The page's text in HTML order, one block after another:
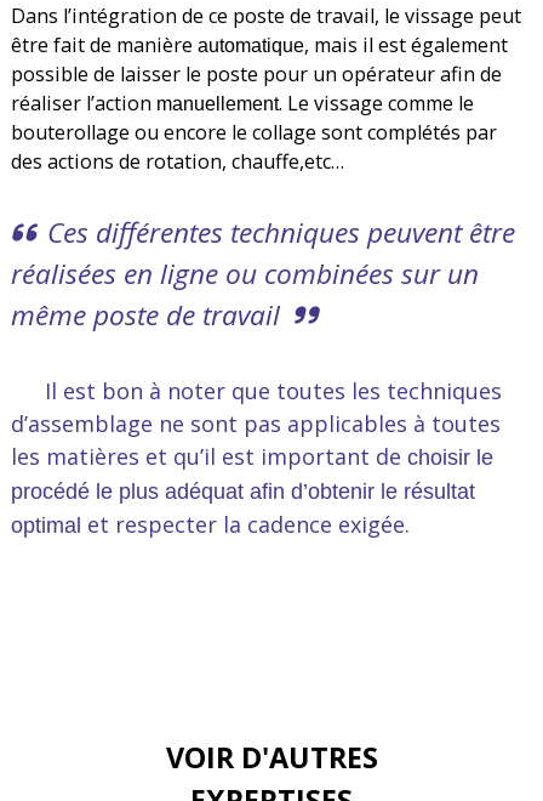
Dans l’intégration de ce poste de travail, le vissage peut
être fait de manière automatique, mais il est également
possible de laisser le poste pour un opérateur afin de
réaliser l’action manuellement. Le vissage comme le
bouterollage ou encore le collage sont complétés par
des actions de rotation, chauffe,etc…
Ces différentes techniques peuvent être
réalisées en ligne ou combinées sur un
même poste de travail
Il est bon à noter que toutes les techniques
d’assemblage ne sont pas applicables à toutes
les matières et qu’il est important de choisir le
procédé le plus adéquat afin d’obtenir le résultat
optimal et respecter la cadence exigée.
VOIR D'AUTRES